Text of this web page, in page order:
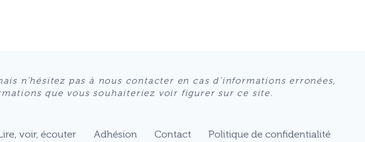
n’hésitez pas à nous contacter en cas d’informations erronées,
que vous souhaiteriez voir figurer sur ce site.
voir, écouter Adhésion Contact Politique de confidentialité